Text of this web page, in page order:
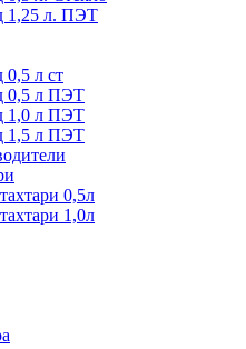
1,25 л. ПЭТ
л ст
0,5 л ПЭТ
1,0 л ПЭТ
1,5 л ПЭТ
0,5л
1,0л